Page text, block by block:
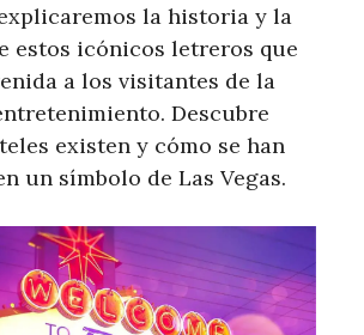
la historia y la
estos icónicos letreros que
a los visitantes de la
Descubre
existen y cómo se han
un símbolo de Las Vegas.